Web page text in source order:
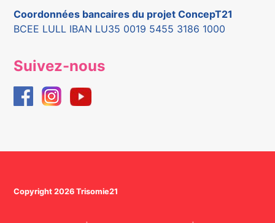
Coordonnées bancaires du projet ConcepT21
BCEE LULL IBAN LU35 0019 5455 3186 1000
Suivez-nous
Copyright 2026 Trisomie21